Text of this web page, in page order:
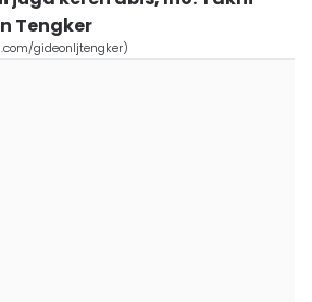
Tengker
gideonljtengker)